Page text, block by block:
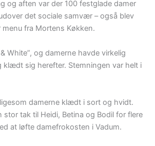
og aften var der 100 festglade damer
det sociale samvær – også blev
fra Mortens Køkken.
White”, og damerne havde virkelig
klædt sig herefter. Stemningen var helt i
damerne klædt i sort og hvidt.
stor tak til Heidi, Betina og Bodil for flere
at løfte damefrokosten i Vadum.